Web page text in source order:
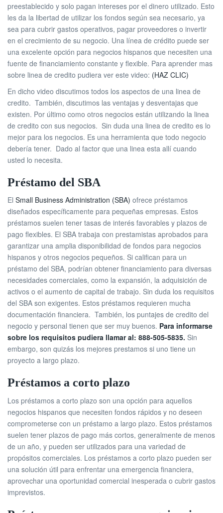
preestablecido y solo pagan intereses por el dinero utilizado. Esto
les da la libertad de utilizar los fondos según sea necesario, ya
sea para cubrir gastos operativos, pagar proveedores o invertir
en el crecimiento de su negocio. Una línea de crédito puede ser
una excelente opción para negocios hispanos que necesiten una
fuente de financiamiento constante y flexible. Para aprender mas
sobre linea de credito pudiera ver este video: (HAZ CLIC)
En dicho video discutimos todos los aspectos de una linea de
credito. También, discutimos las ventajas y desventajas que
existen. Por último como otros negocios están utilizando la linea
de credito con sus negocios. Sin duda una linea de credito es lo
mejor para los negocios. Es una herramienta que todo negocio
debería tener. Dado al factor que una linea esta allí cuando
usted lo necesita.
Préstamo del SBA
El Small Business Administration (SBA) ofrece préstamos
diseñados específicamente para pequeñas empresas. Estos
préstamos suelen tener tasas de interés favorables y plazos de
pago flexibles. El SBA trabaja con prestamistas aprobados para
garantizar una amplia disponibilidad de fondos para negocios
hispanos y otros negocios pequeños. Si califican para un
préstamo del SBA, podrían obtener financiamiento para diversas
necesidades comerciales, como la expansión, la adquisición de
activos o el aumento de capital de trabajo. Sin duda los requisitos
del SBA son exigentes. Estos préstamos requieren mucha
documentación financiera. También, los puntajes de credito del
negocio y personal tienen que ser muy buenos. Para informarse
sobre los requisitos pudiera llamar al: 888-505-5835. Sin
embargo, son quizás los mejores prestamos si uno tiene un
proyecto a largo plazo.
Préstamos a corto plazo
Los préstamos a corto plazo son una opción para aquellos
negocios hispanos que necesiten fondos rápidos y no deseen
comprometerse con un préstamo a largo plazo. Estos préstamos
suelen tener plazos de pago más cortos, generalmente de menos
de un año, y pueden ser utilizados para una variedad de
propósitos comerciales. Los préstamos a corto plazo pueden ser
una solución útil para enfrentar una emergencia financiera,
aprovechar una oportunidad comercial inesperada o cubrir gastos
imprevistos.